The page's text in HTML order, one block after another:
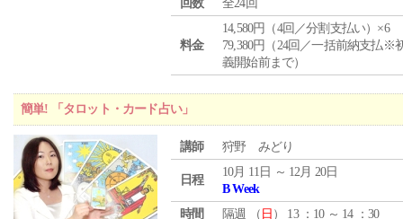
回数
全24回
料金
14,580円（4回／分割支払い）×6
79,380円（24回／一括前納支払※
義開始前まで）
簡単! 「タロット・カード占い」
講師 狩野 みどり
日程
10月 11日 ～ 12月 20日
B Week
時間
隔週 （ 日 ） 13 ：10 ～ 14 ：30